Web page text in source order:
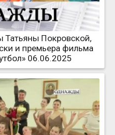
Покровской,
и премьера фильма
06.06.2025